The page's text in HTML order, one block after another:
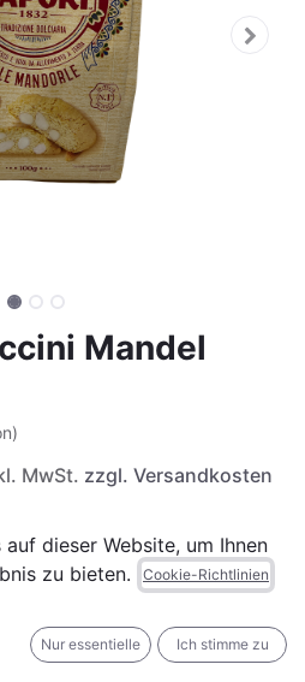
Mandel
MwSt. zzgl. Versandkosten
dieser Website, um Ihnen
zu bieten.
Cookie-Richtlinien
Nur essentielle Ich stimme zu